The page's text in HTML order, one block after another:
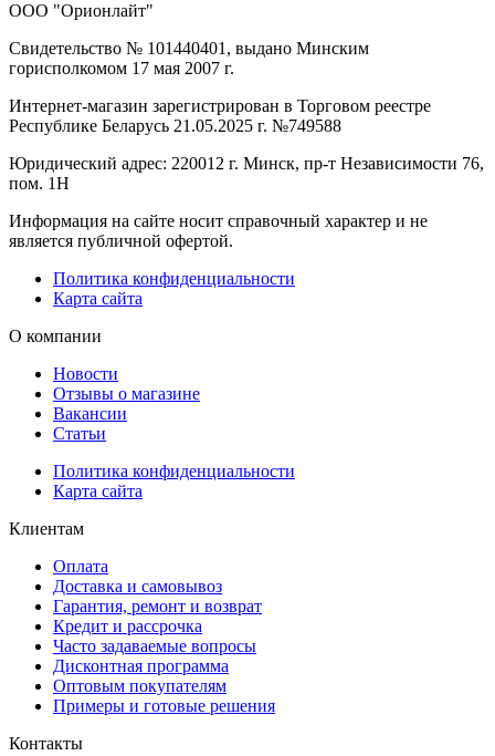
ООО "Орионлайт"
Свидетельство № 101440401, выдано Минским
горисполкомом 17 мая 2007 г.
Интернет-магазин зарегистрирован в Торговом реестре
Республике Беларусь 21.05.2025 г. №749588
Юридический адрес: 220012 г. Минск, пр-т Независимости 76,
пом. 1Н
Информация на сайте носит справочный характер и не
является публичной офертой.
Политика конфиденциальности
Карта сайта
О компании
Новости
Отзывы о магазине
Вакансии
Статьи
Политика конфиденциальности
Карта сайта
Клиентам
Оплата
Доставка и самовывоз
Гарантия, ремонт и возврат
Кредит и рассрочка
Часто задаваемые вопросы
Дисконтная программа
Оптовым покупателям
Примеры и готовые решения
Контакты